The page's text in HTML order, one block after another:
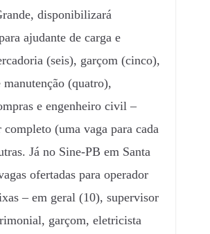
disponibilizará
ajudante de carga e
(seis), garçom (cinco),
manutenção (quatro),
e engenheiro civil –
completo (uma vaga para cada
Já no Sine-PB em Santa
ofertadas para operador
– em geral (10), supervisor
garçom, eletricista